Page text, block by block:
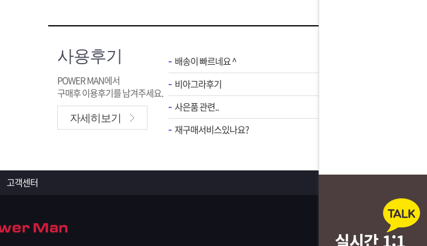
사용후기
POWER MAN에서
구매후 이용후기를 남겨주세요.
자세히보기
배송이 빠르네요 ^
비아그라후기
사은품 관련..
재구매서비스있나요?
고객센터